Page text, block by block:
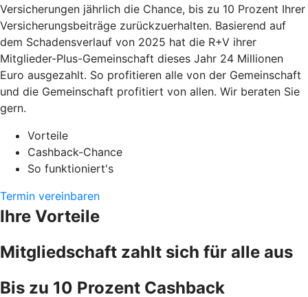
Versicherungen jährlich die Chance, bis zu 10 Prozent Ihrer
Versicherungsbeiträge zurückzuerhalten. Basierend auf
dem Schadensverlauf von 2025 hat die R+V ihrer
Mitglieder-Plus-Gemeinschaft dieses Jahr 24 Millionen
Euro ausgezahlt. So profitieren alle von der Gemeinschaft
und die Gemeinschaft profitiert von allen. Wir beraten Sie
gern.
Vorteile
Cashback-Chance
So funktioniert's
Termin vereinbaren
Ihre Vorteile
Mitgliedschaft zahlt sich für alle aus
Bis zu 10 Prozent Cashback